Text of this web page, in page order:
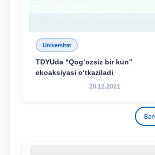
Universitet
TDYUda “Qog‘ozsiz bir kun”
ekoaksiyasi o‘tkaziladi
28.12.2021